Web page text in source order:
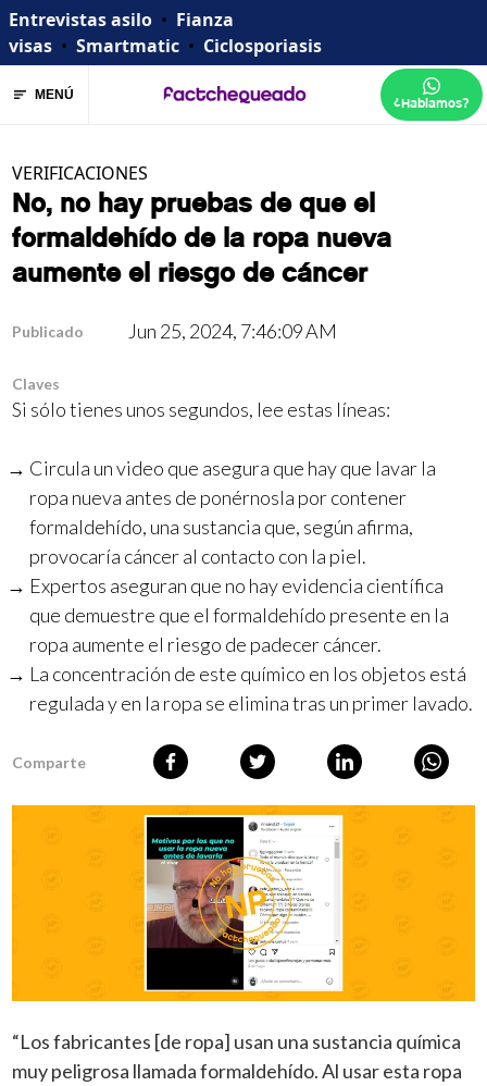
Entrevistas asilo • Fianza
visas • Smartmatic • Ciclosporiasis
MENÚ ¿Hablamos?
VERIFICACIONES
No, no hay pruebas de que el
formaldehído de la ropa nueva
aumente el riesgo de cáncer
Publicado Jun 25, 2024, 7:46:09 AM
Claves
Si sólo tienes unos segundos, lee estas líneas:
Circula un video que asegura que hay que lavar la
ropa nueva antes de ponérnosla por contener
formaldehído, una sustancia que, según afirma,
provocaría cáncer al contacto con la piel.
Expertos aseguran que no hay evidencia científica
que demuestre que el formaldehído presente en la
ropa aumente el riesgo de padecer cáncer.
La concentración de este químico en los objetos está
regulada y en la ropa se elimina tras un primer lavado.
Comparte
“Los fabricantes [de ropa] usan una sustancia química
muy peligrosa llamada formaldehído. Al usar esta ropa